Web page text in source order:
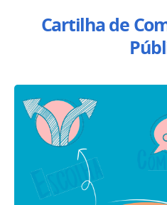
Cartilha de